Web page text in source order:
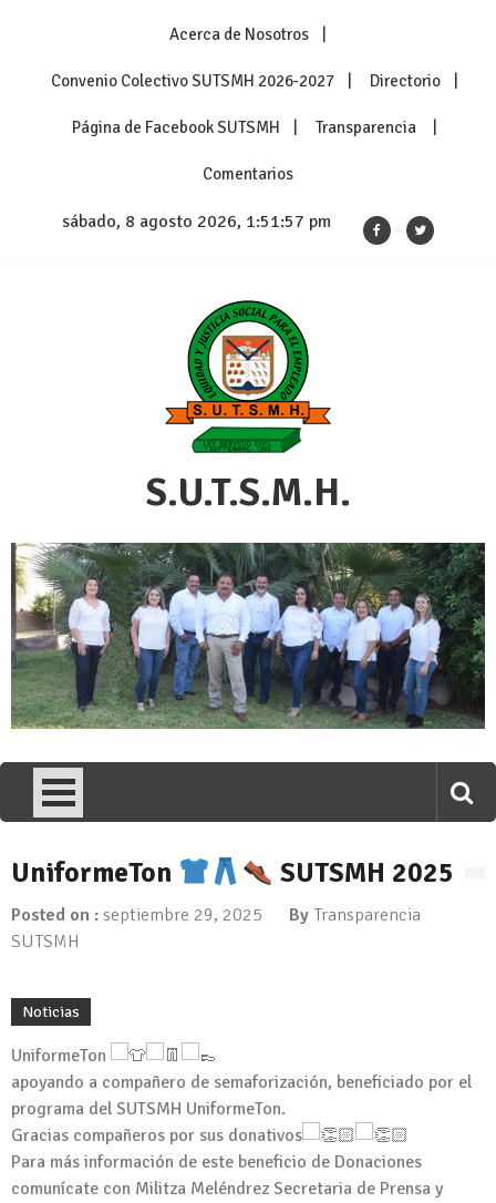
Acerca de Nosotros
Convenio Colectivo SUTSMH 2026-2027 Directorio
Página de Facebook SUTSMH Transparencia
Comentarios
sábado, 8 agosto 2026, 1:51:58 pm
S.U.T.S.M.H.
UniformeTon SUTSMH 2025
Posted on : septiembre 29, 2025 By Transparencia
SUTSMH
Noticias
UniformeTon
apoyando a compañero de semaforización, beneficiado por el
programa del SUTSMH UniformeTon.
Gracias compañeros por sus donativos
Para más información de este beneficio de Donaciones
comunícate con Militza Meléndrez Secretaria de Prensa y